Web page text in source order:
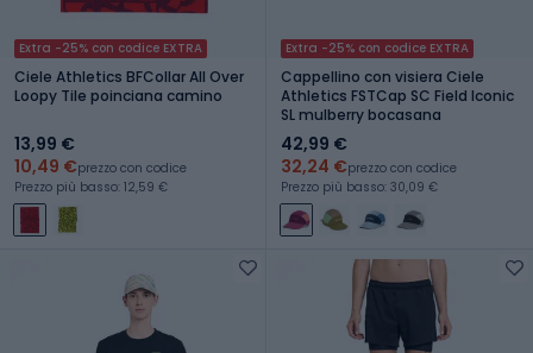
Extra -25% con codice EXTRA
Ciele Athletics BFCollar All Over
Loopy Tile poinciana camino
13,99 €
10,49 €prezzo con codice
Prezzo più basso: 12,59 €
Extra -25% con codice EXTRA
Cappellino con visiera Ciele
Athletics FSTCap SC Field Iconic
SL mulberry bocasana
42,99 €
32,24 €prezzo con codice
Prezzo più basso: 30,09 €